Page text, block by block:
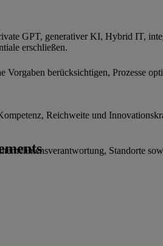
GPT, generativer KI, Hybrid IT,
erschließen.
berücksichtigen, Prozesse
Reichweite und
Standorte